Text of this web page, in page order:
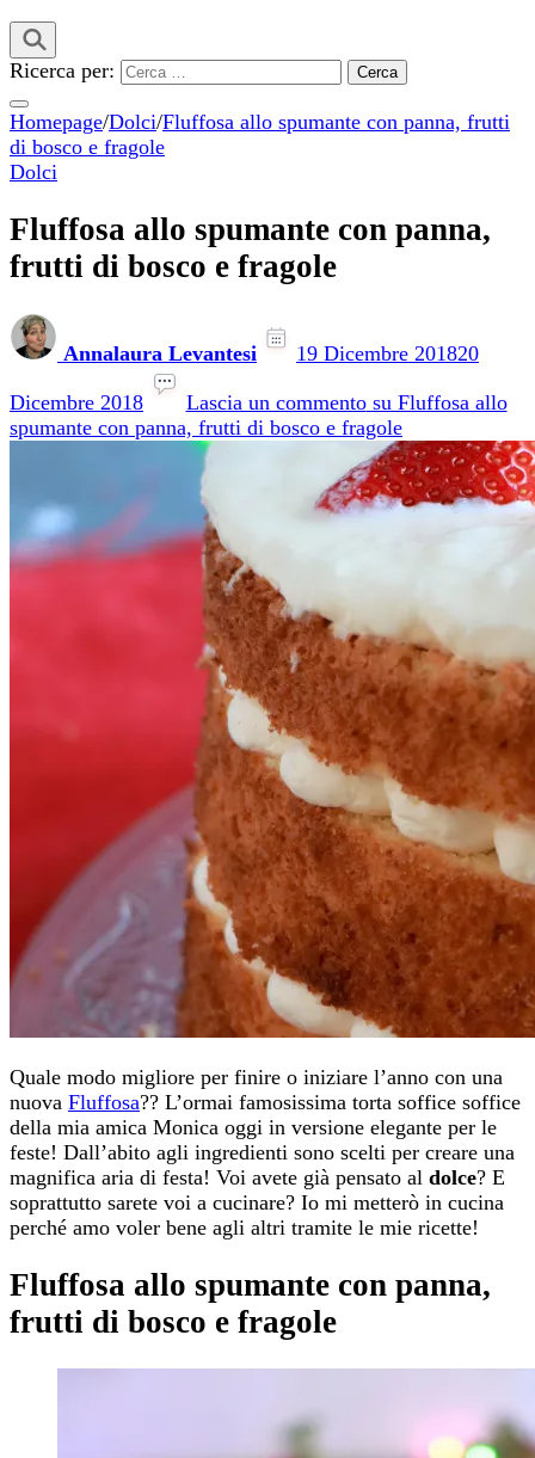
Ricerca per:
Homepage/Dolci/Fluffosa allo spumante con panna, frutti
di bosco e fragole
Dolci
Fluffosa allo spumante con panna,
frutti di bosco e fragole
Annalaura Levantesi 19 Dicembre 201820
Dicembre 2018 Lascia un commentosu Fluffosa allo
spumante con panna, frutti di bosco e fragole
Quale modo migliore per finire o iniziare l’anno con una
nuova Fluffosa?? L’ormai famosissima torta soffice soffice
della mia amica Monica oggi in versione elegante per le
feste! Dall’abito agli ingredienti sono scelti per creare una
magnifica aria di festa! Voi avete già pensato al dolce? E
soprattutto sarete voi a cucinare? Io mi metterò in cucina
perché amo voler bene agli altri tramite le mie ricette!
Fluffosa allo spumante con panna,
frutti di bosco e fragole